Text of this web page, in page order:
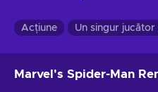
Acțiune Un singur
Marvel's Spider-Man